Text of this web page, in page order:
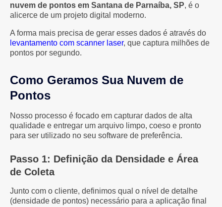
nuvem de pontos em Santana de Parnaíba, SP, é o
alicerce de um projeto digital moderno.
A forma mais precisa de gerar esses dados é através do
levantamento com scanner laser, que captura milhões de
pontos por segundo.
Como Geramos Sua Nuvem de
Pontos
Nosso processo é focado em capturar dados de alta
qualidade e entregar um arquivo limpo, coeso e pronto
para ser utilizado no seu software de preferência.
Passo 1: Definição da Densidade e Área
de Coleta
Junto com o cliente, definimos qual o nível de detalhe
(densidade de pontos) necessário para a aplicação final